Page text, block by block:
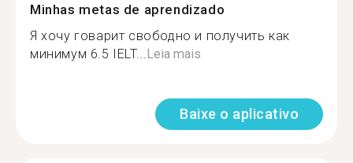
Minhas metas de aprendizado
Я хочу говарит свободно и получить как
минимум 6.5 IELT... Leia mais
Baixe o aplicativo